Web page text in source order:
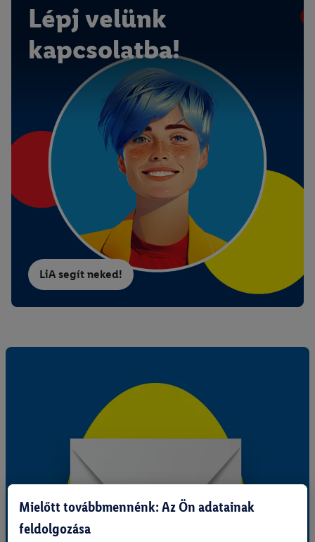
Lépj velünk
kapcsolatba!
LiA segít neked!
Mielőtt továbbmennénk: Az Ön adatainak
feldolgozása